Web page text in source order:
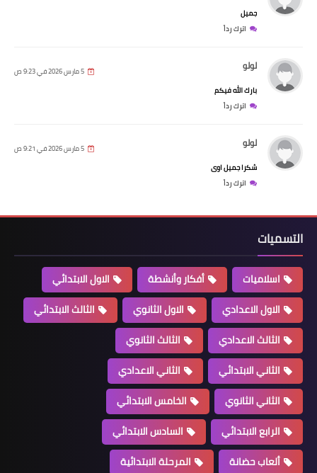
جميل
اترك رداً
لولو 5 مارس 2026 في 9:23 ص
بارك الله فيكم
اترك رداً
لولو 5 مارس 2026 في 9:21 ص
شكرا جميل اوى
اترك رداً
التسميات
اسلاميات أفكار وأنشطة
الاول الابتدائي
الاول الاعدادي
الاول الثانوي
الثالث الابتدائي
الثالث الاعدادي
الثالث الثانوي
الثاني الابتدائي
الثاني الاعدادي
الثاني الثانوي
الخامس الابتدائي
الرابع الابتدائي
السادس الابتدائي
ألعاب حضانة
المرحلة الابتدائية